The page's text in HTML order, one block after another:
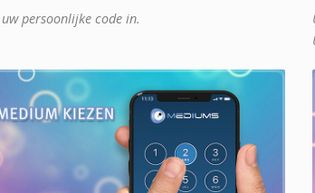
uw persoonlijke code in.